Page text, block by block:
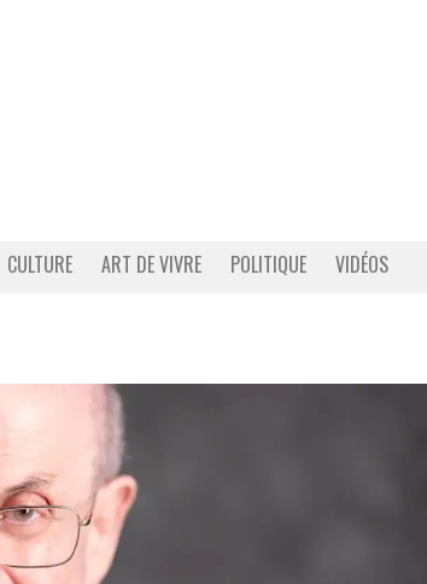
CULTURE ART DE VIVRE POLITIQUE VIDÉOS